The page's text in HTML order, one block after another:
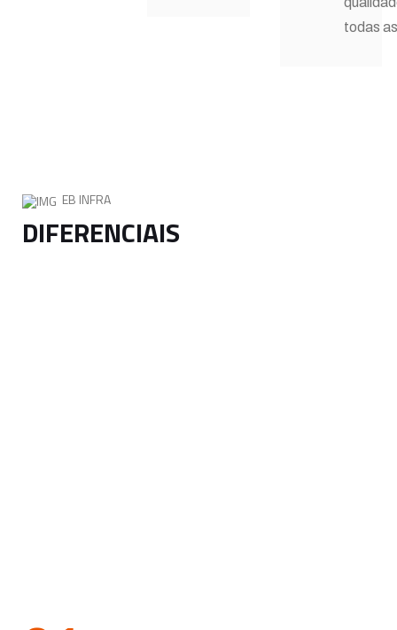
todas
EB INFRA
DIFERENCIAIS